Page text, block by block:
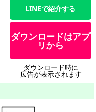
LINEで紹介する
ダウンロードはアプ
リから
ダウンロード時に
広告が表示されます